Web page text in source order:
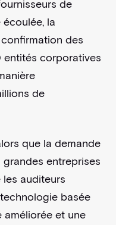
de
la
des
corporatives
de
que la demande
entreprises
les auditeurs
basée
améliorée et une